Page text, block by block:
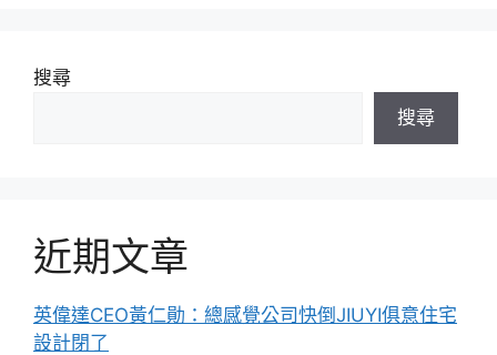
搜尋
搜尋
近期文章
英偉達CEO黃仁勛：總感覺公司快倒JIUYI俱意住宅
設計閉了